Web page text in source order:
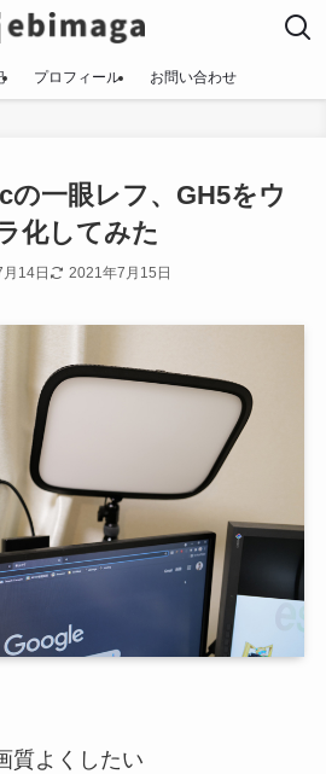
プロフィール お問い合わせ
の一眼レフ、GH5をウ
化してみた
14日 2021年7月15日
質よくしたい